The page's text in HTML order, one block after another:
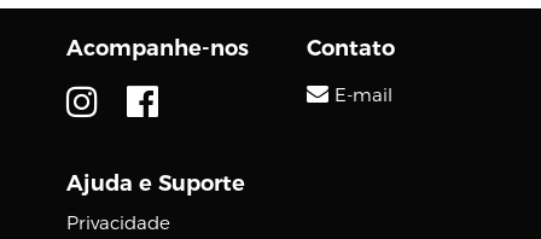
Acompanhe-nos
Ajuda e Suporte
Privacidade
Contato
E-mail